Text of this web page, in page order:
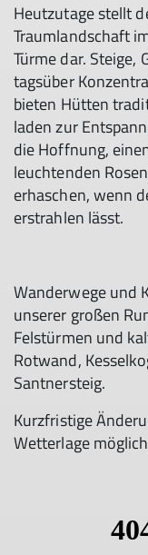
Heutzutage stellt
Traumlandschaft
Türme dar. Steige,
tagsüber
bieten Hütten
laden zur
die Hoffnung,
leuchtenden
erhaschen, wenn
erstrahlen lässt.
Wanderwege und
unserer großen
Felstürmen und
Rotwand,
Santnersteig.
Kurzfristige
Wetterlage